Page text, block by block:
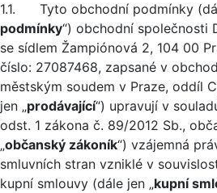
1.1. Tyto obchodní podmínky
podmínky“) obchodní společnosti
se sídlem Žampiónová 2, 104 00
číslo: 27087468, zapsané v
městským soudem v Praze, oddíl
jen „prodávající“) upravují v
odst. 1 zákona č. 89/2012 Sb.,
„občanský zákoník“) vzájemná
smluvních stran vzniklé v
kupní smlouvy (dále jen „kupní